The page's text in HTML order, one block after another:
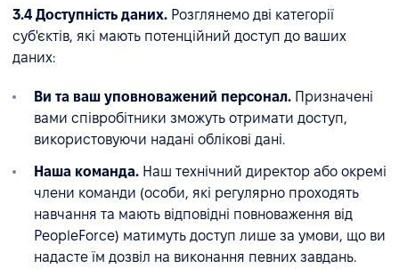
3.4 Доступність даних. Розглянемо дві категорії
суб'єктів, які мають потенційний доступ до ваших
даних:
Ви та ваш уповноважений персонал. Призначені
вами співробітники зможуть отримати доступ,
використовуючи надані облікові дані.
Наша команда. Наш технічний директор або окремі
члени команди (особи, які регулярно проходять
навчання та мають відповідні повноваження від
PeopleForce) матимуть доступ лише за умови, що ви
надасте їм дозвіл на виконання певних завдань.